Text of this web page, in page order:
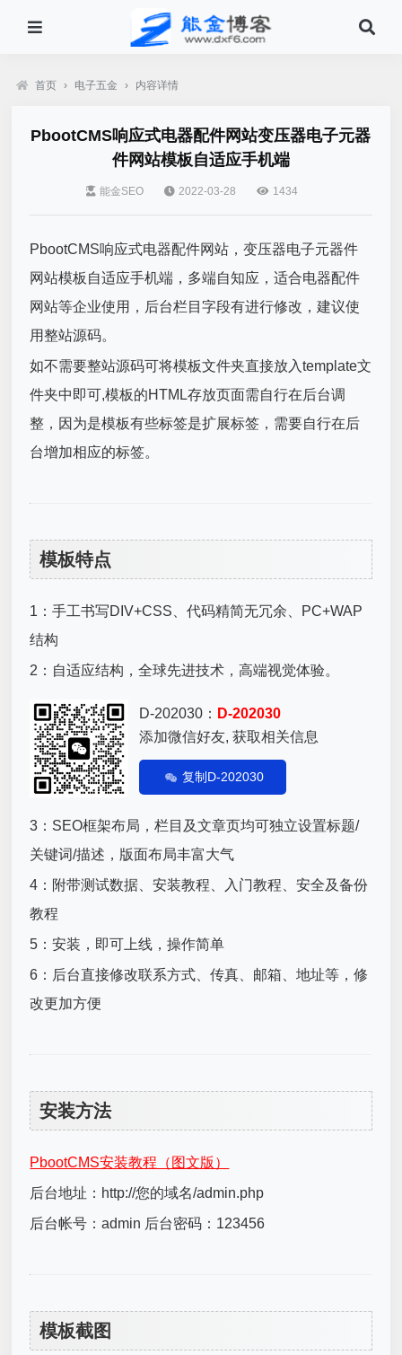
首页 › 电子五金 › 内容详情
PbootCMS响应式电器配件网站变压器电子元器
件网站模板自适应手机端
能金SEO 2022-03-28 1434
PbootCMS响应式电器配件网站，变压器电子元器件
网站模板自适应手机端，多端自知应，适合电器配件
网站等企业使用，后台栏目字段有进行修改，建议使
用整站源码。
如不需要整站源码可将模板文件夹直接放入template文
件夹中即可,模板的HTML存放页面需自行在后台调
整，因为是模板有些标签是扩展标签，需要自行在后
台增加相应的标签。
模板特点
1：手工书写DIV+CSS、代码精简无冗余、PC+WAP
结构
2：自适应结构，全球先进技术，高端视觉体验。
D-202030： D-202030
添加微信好友, 获取相关信息
复制D-202030
3：SEO框架布局，栏目及文章页均可独立设置标题/
关键词/描述，版面布局丰富大气
4：附带测试数据、安装教程、入门教程、安全及备份
教程
5：安装，即可上线，操作简单
6：后台直接修改联系方式、传真、邮箱、地址等，修
改更加方便
安装方法
PbootCMS安装教程（图文版）
后台地址：http://您的域名/admin.php
后台帐号：admin 后台密码：123456
模板截图